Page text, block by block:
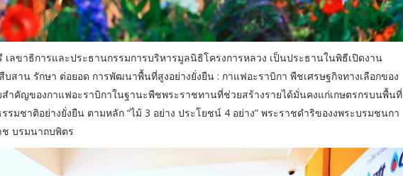
ลขาธิการและประธานกรรมการบริหารมูลนิธิโครงการหลวง เป็นประธานในพิธีเปิดงาน
สาน รักษา ต่อยอด การพัฒนาพื้นที่สูงอย่างยั่งยืน : กาแฟอะราบิกา พืชเศรษฐกิจทางเลือกของ
สำคัญของกาแฟอะราบิกาในฐานะพืชพระราชทานที่ช่วยสร้างรายได้มั่นคงแก่เกษตรกรบนพื้นที่
รมชาติอย่างยั่งยืน ตามหลัก “ไม้ 3 อย่าง ประโยชน์ 4 อย่าง” พระราชดำริของงพระบรมชนกา
ช บรมนาถบพิตร